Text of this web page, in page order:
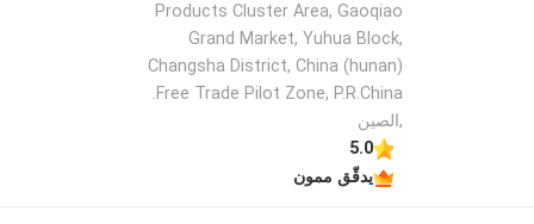
Products Cluster Area, Gaoqiao
Grand Market, Yuhua Block,
Changsha District, China (hunan)
,الصين
5.0
يدقّق ممون